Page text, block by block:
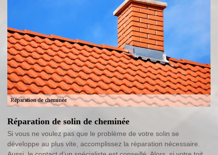
Réparation de solin de cheminée
Si vous ne voulez pas que le problème de votre solin se
développe au plus vite, accomplissez la réparation nécessaire.